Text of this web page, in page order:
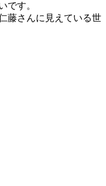
です。
藤さんに見えている世